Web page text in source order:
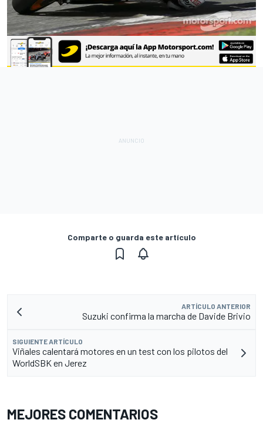
Comparte o guarda este artículo
ARTÍCULO ANTERIOR
Suzuki confirma la marcha de Davide Brivio
SIGUIENTE ARTÍCULO
Viñales calentará motores en un test con los pilotos del
WorldSBK en Jerez
MEJORES COMENTARIOS